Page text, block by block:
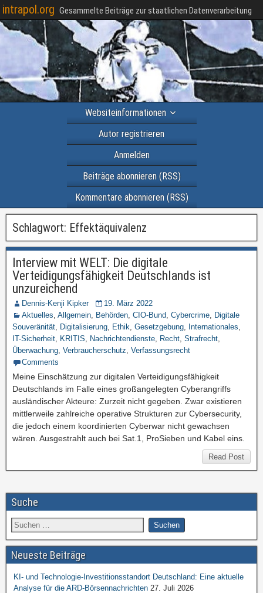
intrapol.org Gesammelte Beiträge zur staatlichen Datenverarbeitung
Websiteinformationen
Autor registrieren
Anmelden
Beiträge abonnieren (RSS)
Kommentare abonnieren (RSS)
Schlagwort: Effektäquivalenz
Interview mit WELT: Die digitale
Verteidigungsfähigkeit Deutschlands ist
unzureichend
Dennis-Kenji Kipker
19. März 2022
Aktuelles, Allgemein, Behörden, CIO-Bund, Cybercrime, Digitale
Souveränität, Digitalisierung, Ethik, Gesetzgebung, Internationales,
IT-Sicherheit, KRITIS, Nachrichtendienste, Recht, Strafrecht,
Überwachung, Verbraucherschutz, Verfassungsrecht
Comments
Meine Einschätzung zur digitalen Verteidigungsfähigkeit
Deutschlands im Falle eines großangelegten Cyberangriffs
ausländischer Akteure: Zurzeit nicht gegeben. Zwar existieren
mittlerweile zahlreiche operative Strukturen zur Cybersecurity,
die jedoch einem koordinierten Cyberwar nicht gewachsen
wären. Ausgestrahlt auch bei Sat.1, ProSieben und Kabel eins.
Read Post
Suche
Neueste Beiträge
KI- und Technologie-Investitionsstandort Deutschland: Eine aktuelle
Analyse für die ARD-Börsennachrichten 27. Juli 2026